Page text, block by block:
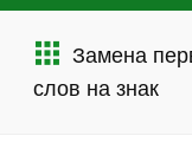
Замена
слов на знак